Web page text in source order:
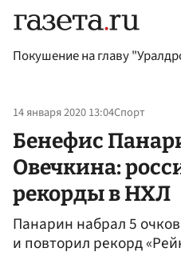
Покушение на главу
14 января 2020 13:04Спорт
Бенефис
Овечкина:
рекорды в НХЛ
Панарин набрал 5
и повторил рекорд